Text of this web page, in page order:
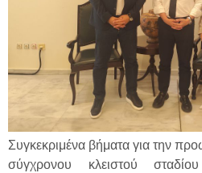
Συγκεκριμένα βήματα για την
σύγχρονου κλειστού